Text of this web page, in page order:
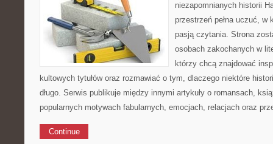
niezapomnianych historii
przestrzeń pełna uczuć, w
pasją czytania. Strona
osobach zakochanych w
którzy chcą znajdować
kultowych tytułów oraz rozmawiać o tym, dlaczego niektóre
długo. Serwis publikuje między innymi artykuły o romansach,
popularnych motywach fabularnych, emocjach, relacjach oraz
Continue